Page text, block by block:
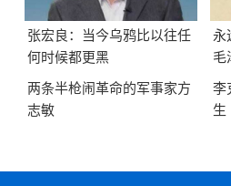
张宏良：当今乌鸦比以往任
何时候都更黑
永
毛
两条半枪闹革命的军事家方
志敏
李
生